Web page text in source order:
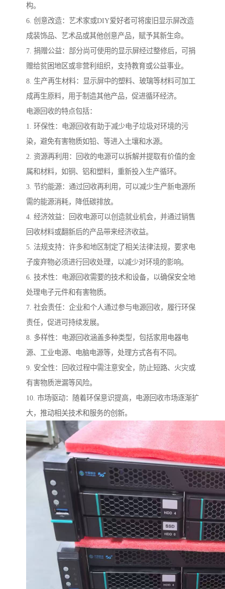
构。
6. 创意改造：艺术家或DIY爱好者可将废旧显示屏改造
成装饰品、艺术品或其他创意产品，赋予其新生命。
7. 捐赠公益：部分尚可使用的显示屏经过整修后，可捐
赠给贫困地区或非营利组织，支持教育或公益事业。
8. 生产再生材料：显示屏中的塑料、玻璃等材料可加工
成再生原料，用于制造其他产品，促进循环经济。
电源回收的特点包括：
1. 环保性：电源回收有助于减少电子垃圾对环境的污
染，避免有害物质如铅、等进入土壤和水源。
2. 资源再利用：回收的电源可以拆解并提取有价值的金
属和材料，如铜、铝和塑料，重新投入生产循环。
3. 节约能源：通过回收再利用，可以减少生产新电源所
需的能源消耗，降低碳排放。
4. 经济效益：回收电源可以创造就业机会，并通过销售
回收材料或翻新后的产品带来经济收益。
5. 法规支持：许多和地区制定了相关法律法规，要求电
子废弃物必须进行回收处理，以减少对环境的影响。
6. 技术性：电源回收需要的技术和设备，以确保安全地
处理电子元件和有害物质。
7. 社会责任：企业和个人通过参与电源回收，履行环保
责任，促进可持续发展。
8. 多样性：电源回收涵盖多种类型，包括家用电器电
源、工业电源、电脑电源等，处理方式各有不同。
9. 安全性：回收过程中需注意安全，防止短路、火灾或
有害物质泄漏等风险。
10. 市场驱动：随着环保意识提高，电源回收市场逐渐扩
大，推动相关技术和服务的创新。